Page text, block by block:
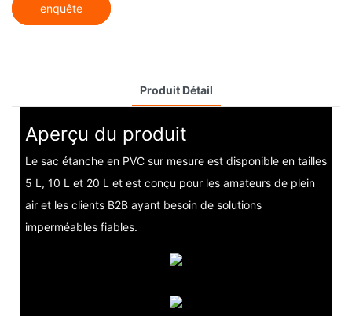
enquête
Produit Détail
Aperçu du produit
Le sac étanche en PVC sur mesure est disponible en tailles
5 L, 10 L et 20 L et est conçu pour les amateurs de plein
air et les clients B2B ayant besoin de solutions
imperméables fiables.